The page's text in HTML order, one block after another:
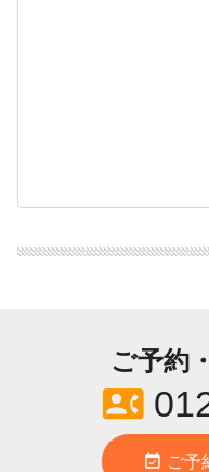
ご予約
contact_phone
event_available ご予